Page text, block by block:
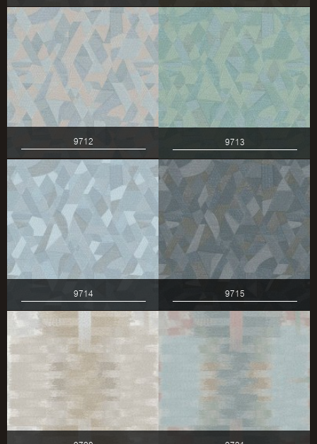
9712 9713
9714 9715